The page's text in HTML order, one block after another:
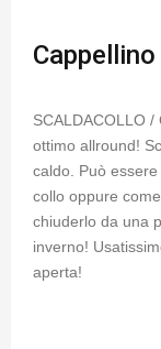
SCALDACOLLO /
ottimo allround!
caldo. Può
collo oppure
chiuderlo da una
inverno!
aperta!